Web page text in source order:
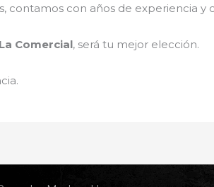
contamos con años de experiencia y
Comercial, será tu mejor elección.